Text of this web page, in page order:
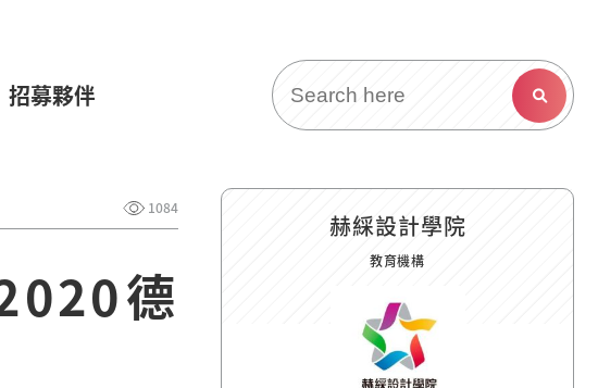
招募夥伴
1084
德
赫綵設計學院
教育機構